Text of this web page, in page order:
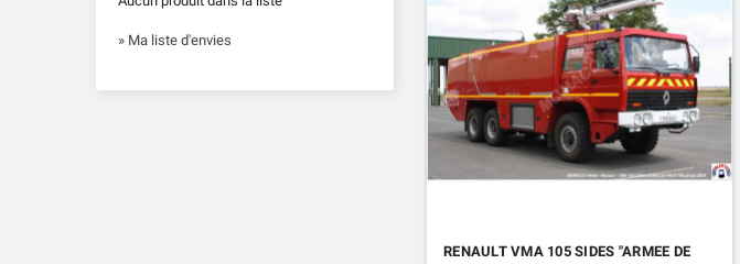
» Ma liste d'envies
RENAULT VMA 105 SIDES "ARMEE DE